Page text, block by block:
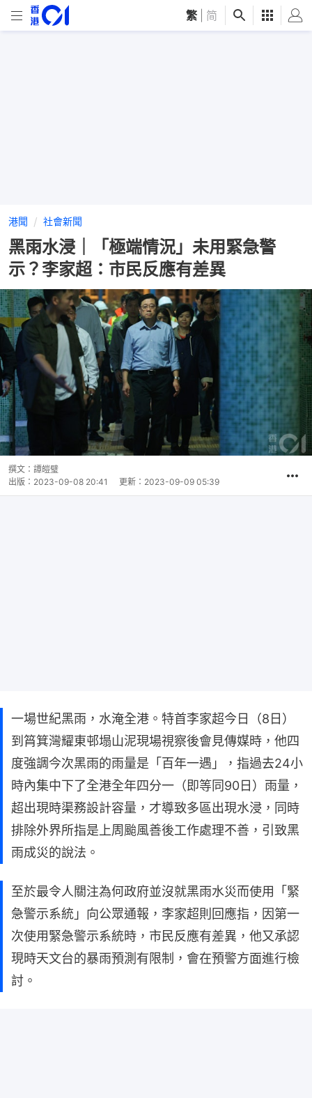
繁 简
港聞 社會新聞
黑雨水浸｜「極端情況」未用緊急警
示？李家超：市民反應有差異
撰文： 譚皚璧
出版： 2023-09-08 20:41 更新： 2023-09-09 05:39
一場世紀黑雨，水淹全港。特首李家超今日（8日）
到筲箕灣耀東邨塌山泥現場視察後會見傳媒時，他四
度強調今次黑雨的雨量是「百年一遇」，指過去24小
時內集中下了全港全年四分一（即等同90日）雨量，
超出現時渠務設計容量，才導致多區出現水浸，同時
排除外界所指是上周颱風善後工作處理不善，引致黑
雨成災的說法。
至於最令人關注為何政府並沒就黑雨水災而使用「緊
急警示系統」向公眾通報，李家超則回應指，因第一
次使用緊急警示系統時，市民反應有差異，他又承認
現時天文台的暴雨預測有限制，會在預警方面進行檢
討。